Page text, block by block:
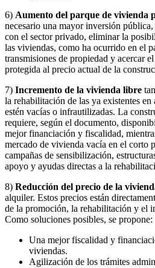
6) Aumento del parque de vivienda
necesario una mayor inversión
con el sector privado, eliminar la
las viviendas, como ha ocurrido en el
transmisiones de propiedad y acercar
protegida al precio actual de la
7) Incremento de la vivienda libre
la rehabilitación de las ya existentes en
estén vacías o infrautilizadas. La
requiere, según el documento,
mejor financiación y fiscalidad,
mercado de vivienda vacía en el corto
campañas de sensibilización,
apoyo y ayudas directas a la
8) Reducción del precio de la
alquiler. Estos precios están
de la promoción, la rehabilitación y el
Como soluciones posibles, se propone:
Una mejor fiscalidad y
viviendas.
Agilización de los trámites